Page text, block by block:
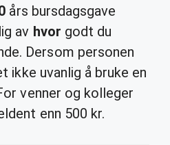
års bursdagsgave
av hvor godt du
Dersom personen
ikke uvanlig å bruke en
venner og kolleger
enn 500 kr.